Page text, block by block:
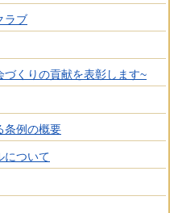
ラブ
くりの貢献を表彰します~
条例の概要
について